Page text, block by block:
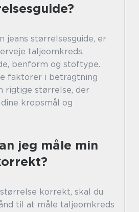
jeans størrelsesguide, er
taljeomkreds,
benform og stoftype.
faktorer i betragtning
rigtige størrelse, der
kropsmål og
jeg måle min
korrekt, skal du
til at måle taljeomkreds